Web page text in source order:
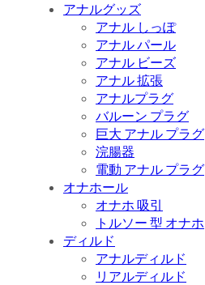
アナルグッズ
アナル しっぽ
アナル パール
アナル ビーズ
アナル 拡張
アナルプラグ
バルーン プラグ
巨大 アナル プラグ
浣腸器
電動 アナル プラグ
オナホール
オナホ 吸引
トルソー 型 オナホ
ディルド
アナルディルド
リアルディルド